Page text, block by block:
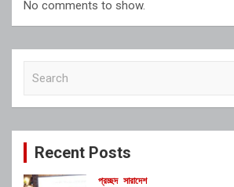
No comments to show.
c
Recent Posts
প্রচ্ছদ সারাদেশ